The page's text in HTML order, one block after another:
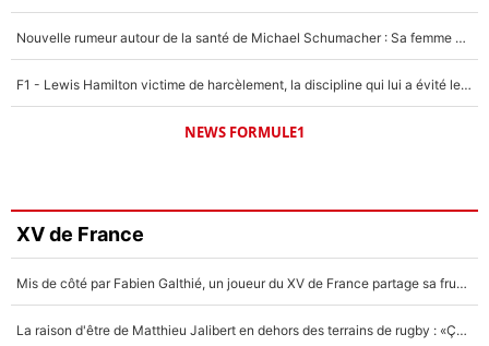
Nouvelle rumeur autour de la santé de Michael Schumacher : Sa femme Corinna sort du silence
F1 - Lewis Hamilton victime de harcèlement, la discipline qui lui a évité le pire : «J'aurais probablement mal tourné»
NEWS FORMULE1
XV de France
Mis de côté par Fabien Galthié, un joueur du XV de France partage sa frustration : «ils ne me l’ont pas dit tout de suite»
La raison d'être de Matthieu Jalibert en dehors des terrains de rugby : «Ça m'atteint autant que si tu touches à un membre de ma famille»